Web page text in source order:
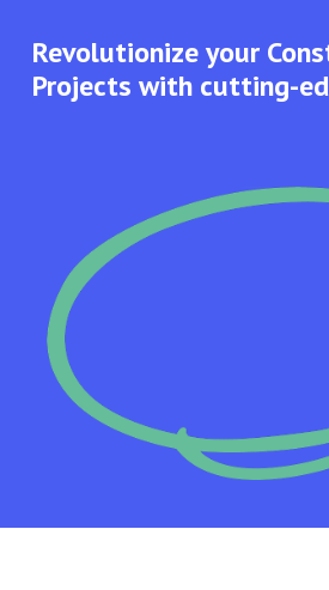
Revolutionize your
Projects with cutting-